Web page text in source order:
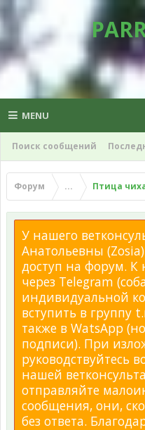
MENU
Поиск сообщений
Форум ... Птица
У нашего
Анатольевны
доступ на форум. К
через Telegram
индивидуальной
вступить в группу
также в WatsApp
подписи). При
руководствуйтесь
нашей
отправляйте
сообщения, они,
без ответа.